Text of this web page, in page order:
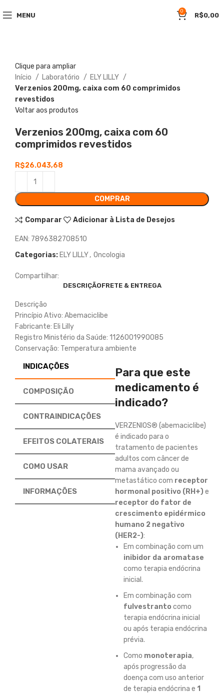
MENU
0
R$0,00
Clique para ampliar
Início
Laboratório
ELY LILLY
Verzenios 200mg, caixa com 60 comprimidos
revestidos
Voltar aos produtos
Verzenios 200mg, caixa com 60
comprimidos revestidos
R$26.043,68
COMPRAR
Comparar Adicionar à Lista de Desejos
EAN: 7896382708510
Categorias: ELY LILLY, Oncologia
Compartilhar:
DESCRIÇÃOFRETE & ENTREGA
Descrição
Princípio Ativo: Abemaciclibe
Fabricante: Eli Lilly
Registro Ministério da Saúde: 1126001990085
Conservação: Temperatura ambiente
INDICAÇÕES
COMPOSIÇÃO
CONTRAINDICAÇÕES
EFEITOS COLATERAIS
COMO USAR
INFORMAÇÕES
Para que este
medicamento é
indicado?
VERZENIOS® (abemaciclibe)
é indicado para o
tratamento de pacientes
adultos com câncer de
mama avançado ou
metastático com receptor
hormonal positivo (RH+) e
receptor do fator de
crescimento epidérmico
humano 2 negativo
(HER2-):
Em combinação com um
inibidor da aromatase
como terapia endócrina
inicial.
Em combinação com
fulvestranto como
terapia endócrina inicial
ou após terapia endócrina
prévia.
Como monoterapia,
após progressão da
doença com uso anterior
de terapia endócrina e 1